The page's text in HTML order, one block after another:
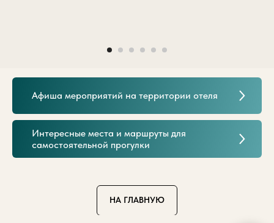
Афиша мероприятий на территории отеля
Интересные места и маршруты для
самостоятельной прогулки
НА ГЛАВНУЮ